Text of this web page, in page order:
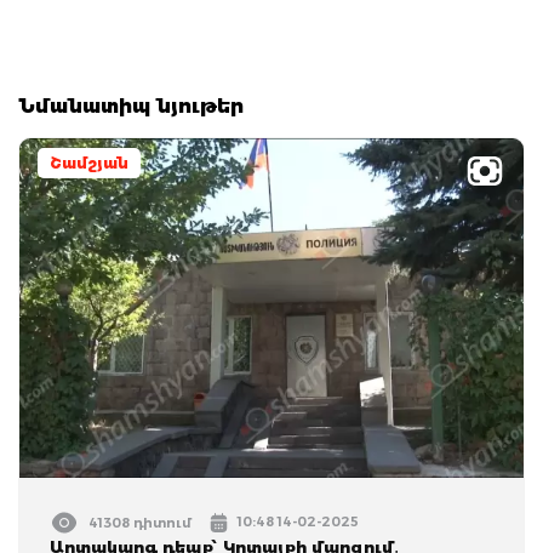
Նմանատիպ նյութեր
Շամշյան
41308 դիտում 10:48 14-02-2025
Արտակարգ դեպք՝ Կոտայքի մարզում․